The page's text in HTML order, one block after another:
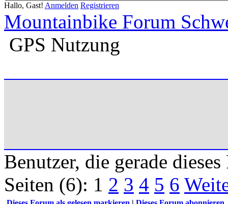
Hallo, Gast! Anmelden Registrieren
Mountainbike Forum
GPS Nutzung
Benutzer, die gerade
Seiten (6): 1 2 3 4 5 6